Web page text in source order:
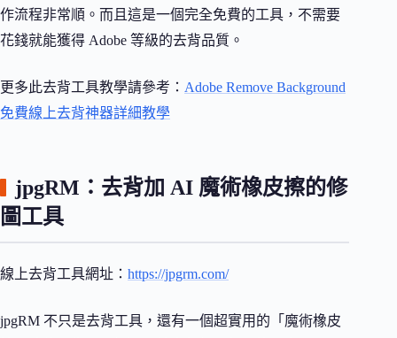
作流程非常順。而且這是一個完全免費的工具，不需要
花錢就能獲得 Adobe 等級的去背品質。
更多此去背工具教學請參考： Adobe Remove Background
免費線上去背神器詳細教學
jpgRM：去背加 AI 魔術橡皮擦的修
圖工具
線上去背工具網址： https://jpgrm.com/
jpgRM 不只是去背工具，還有一個超實用的「魔術橡皮